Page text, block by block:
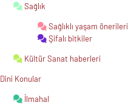
Sağlık
Sağlıklı yaşam önerileri
Şifalı bitkiler
Kültür Sanat haberleri
Dini Konular
İlmahal